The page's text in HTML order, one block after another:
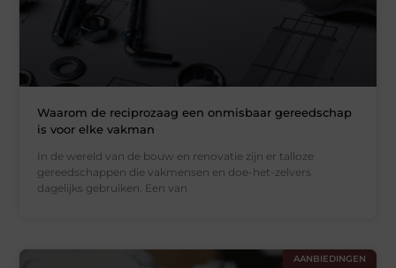
Waarom de reciprozaag een onmisbaar gereedschap
is voor elke vakman
In de wereld van de bouw en renovatie zijn er talloze
gereedschappen die vakmensen en doe-het-zelvers
dagelijks gebruiken. Een van
AANBIEDINGEN